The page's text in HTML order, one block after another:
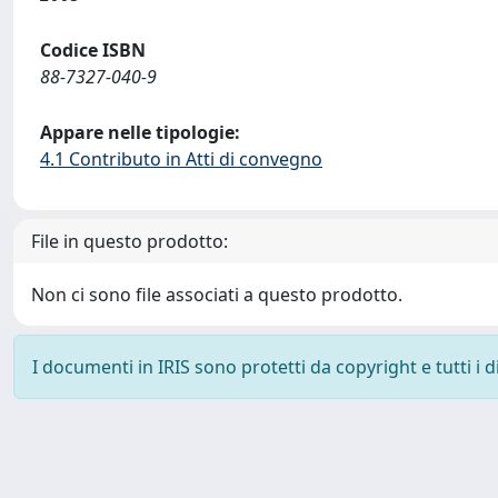
Codice ISBN
88-7327-040-9
Appare nelle tipologie:
4.1 Contributo in Atti di convegno
File in questo prodotto:
Non ci sono file associati a questo prodotto.
I documenti in IRIS sono protetti da copyright e tutti i